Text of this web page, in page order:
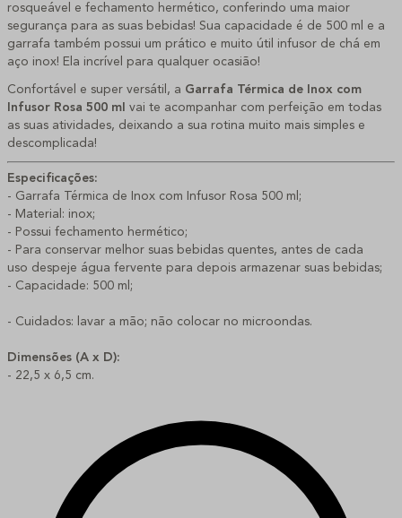
rosqueável e fechamento hermético, conferindo uma maior
segurança para as suas bebidas! Sua capacidade é de 500 ml e a
garrafa também possui um prático e muito útil infusor de chá em
aço inox! Ela incrível para qualquer ocasião!
Confortável e super versátil, a Garrafa Térmica de Inox com
Infusor Rosa 500 ml vai te acompanhar com perfeição em todas
as suas atividades, deixando a sua rotina muito mais simples e
descomplicada!
Especificações:
- Garrafa Térmica de Inox com Infusor Rosa 500 ml;
- Material: inox;
- Possui fechamento hermético;
- Para conservar melhor suas bebidas quentes, antes de cada
uso despeje água fervente para depois armazenar suas bebidas;
- Capacidade: 500 ml;
- Cuidados: lavar a mão; não colocar no microondas.
Dimensões (A x D):
- 22,5 x 6,5 cm.